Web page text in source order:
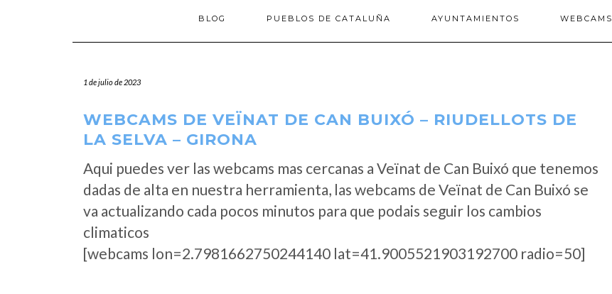
BLOG PUEBLOS DE CATALUÑA AYUNTAMIENTOS WEBCAMS
1 de julio de 2023
WEBCAMS DE VEÏNAT DE CAN BUIXÓ – RIUDELLOTS DE
LA SELVA – GIRONA
Aqui puedes ver las webcams mas cercanas a Veïnat de Can Buixó que tenemos
dadas de alta en nuestra herramienta, las webcams de Veïnat de Can Buixó se
va actualizando cada pocos minutos para que podais seguir los cambios
climaticos
[webcams lon=2.7981662750244140 lat=41.9005521903192700 radio=50]